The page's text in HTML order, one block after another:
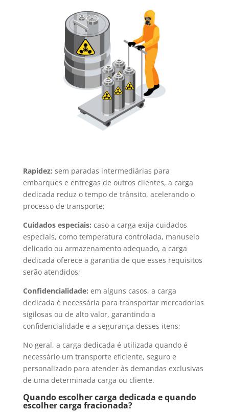
Rapidez: sem paradas intermediárias para
embarques e entregas de outros clientes, a carga
dedicada reduz o tempo de trânsito, acelerando o
processo de transporte;
Cuidados especiais: caso a carga exija cuidados
especiais, como temperatura controlada, manuseio
delicado ou armazenamento adequado, a carga
dedicada oferece a garantia de que esses requisitos
serão atendidos;
Confidencialidade: em alguns casos, a carga
dedicada é necessária para transportar mercadorias
sigilosas ou de alto valor, garantindo a
confidencialidade e a segurança desses itens;
No geral, a carga dedicada é utilizada quando é
necessário um transporte eficiente, seguro e
personalizado para atender às demandas exclusivas
de uma determinada carga ou cliente.
Quando escolher carga dedicada e quando
escolher carga fracionada?